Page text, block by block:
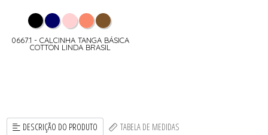
0667.1 - CALCINHA TANGA BÁSICA
COTTON LINDA BRASIL
DESCRIÇÃO DO PRODUTO TABELA DE MEDIDAS